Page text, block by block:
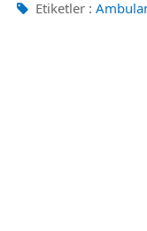
Etiketler :